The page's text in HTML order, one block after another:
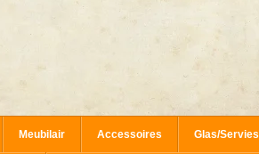
Meubilair Accessoires Glas/Servies